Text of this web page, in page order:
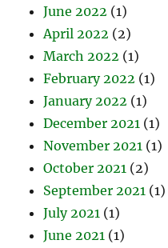
June 2022 (1)
April 2022 (2)
March 2022 (1)
February 2022 (1)
January 2022 (1)
December 2021 (1)
November 2021 (1)
October 2021 (2)
September 2021 (1)
July 2021 (1)
June 2021 (1)